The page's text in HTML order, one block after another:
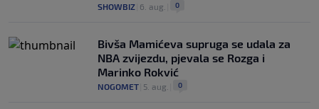
SHOWBIZ 6. aug. 0
Bivša Mamićeva supruga se udala za
NBA zvijezdu, pjevala se Rozga i
Marinko Rokvić
NOGOMET 5. aug. 0